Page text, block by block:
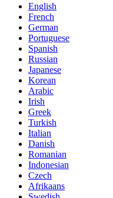
English
French
German
Portuguese
Spanish
Russian
Japanese
Korean
Arabic
Irish
Greek
Turkish
Italian
Danish
Romanian
Indonesian
Czech
Afrikaans